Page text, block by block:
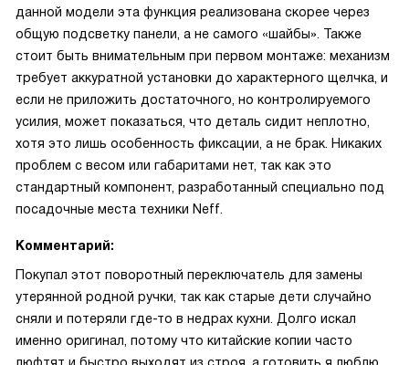
данной модели эта функция реализована скорее через
общую подсветку панели, а не самого «шайбы». Также
стоит быть внимательным при первом монтаже: механизм
требует аккуратной установки до характерного щелчка, и
если не приложить достаточного, но контролируемого
усилия, может показаться, что деталь сидит неплотно,
хотя это лишь особенность фиксации, а не брак. Никаких
проблем с весом или габаритами нет, так как это
стандартный компонент, разработанный специально под
посадочные места техники Neff.
Комментарий:
Покупал этот поворотный переключатель для замены
утерянной родной ручки, так как старые дети случайно
сняли и потеряли где-то в недрах кухни. Долго искал
именно оригинал, потому что китайские копии часто